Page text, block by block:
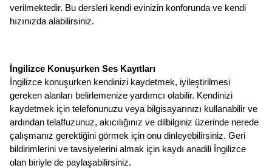
verilmektedir. Bu dersleri kendi evinizin konforunda ve kendi
hızınızda alabilirsiniz.
İngilizce Konuşurken Ses Kayıtları
İngilizce konuşurken kendinizi kaydetmek, iyileştirilmesi
gereken alanları belirlemenize yardımcı olabilir. Kendinizi
kaydetmek için telefonunuzu veya bilgisayarınızı kullanabilir ve
ardından telaffuzunuz, akıcılığınız ve dilbilginiz üzerinde nerede
çalışmanız gerektiğini görmek için onu dinleyebilirsiniz. Geri
bildirimlerini ve tavsiyelerini almak için kaydı anadili İngilizce
olan biriyle de paylaşabilirsiniz.